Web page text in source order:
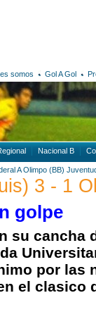
somos Gol A Gol
Nacional B
A Olimpo (BB)
3 - 1
golpe
su cancha
por las
el clasico